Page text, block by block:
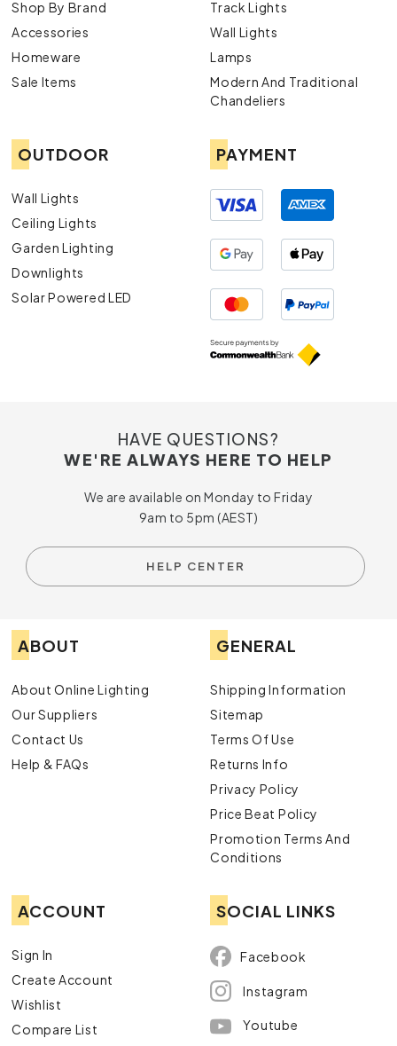
Shop By Brand
Accessories
Homeware
Sale Items
Track Lights
Wall Lights
Lamps
Modern And Traditional
Chandeliers
OUTDOOR
Wall Lights
Ceiling Lights
Garden Lighting
Downlights
Solar Powered LED
PAYMENT
HAVE QUESTIONS?
WE'RE ALWAYS HERE TO HELP
We are available on Monday to Friday
9am to 5pm (AEST)
HELP CENTER
ABOUT
About Online Lighting
Our Suppliers
Contact Us
Help & FAQs
GENERAL
Shipping Information
Sitemap
Terms Of Use
Returns Info
Privacy Policy
Price Beat Policy
Promotion Terms And
Conditions
ACCOUNT
Sign In
Create Account
Wishlist
Compare List
SOCIAL LINKS
Facebook
Instagram
Youtube